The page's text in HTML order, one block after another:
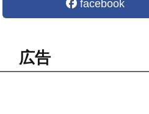
facebook
広告